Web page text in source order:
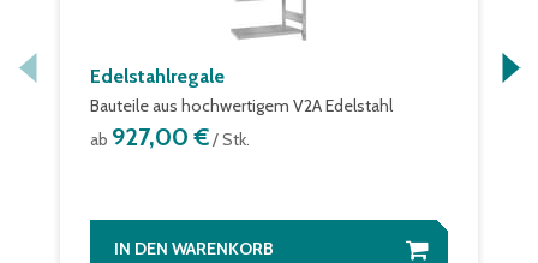
Edelstahlregale
Bauteile aus hochwertigem V2A Edelstahl
ab 927,00 €/ Stk.
IN DEN WARENKORB